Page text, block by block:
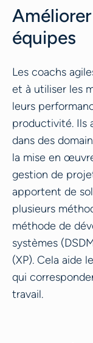
équipes
Les coachs
et à utiliser les
leurs
productivité. Ils
dans des
la mise en
gestion de
apportent de
plusieurs
méthode de
systèmes
(XP). Cela aide
qui
travail.